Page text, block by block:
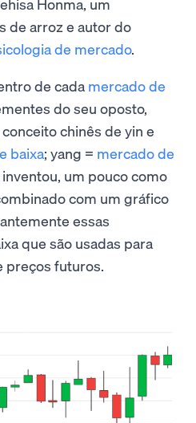
Honma, um
de arroz e autor do
de mercado.
de cada mercado de
do seu oposto,
chinês de yin e
baixa; yang = mercado de
um pouco como
com um gráfico
essas
que são usadas para
preços futuros.